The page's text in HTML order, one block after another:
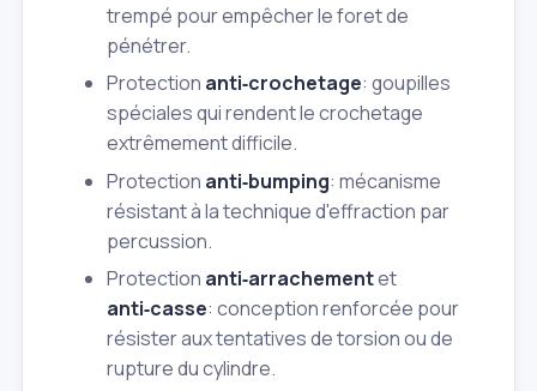
trempé pour empêcher le foret de
pénétrer.
Protection anti‑crochetage: goupilles
spéciales qui rendent le crochetage
extrêmement difficile.
Protection anti‑bumping: mécanisme
résistant à la technique d'effraction par
percussion.
Protection anti‑arrachementet
anti‑casse: conception renforcée pour
résister aux tentatives de torsion ou de
rupture du cylindre.